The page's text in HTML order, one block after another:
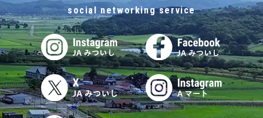
social networking service